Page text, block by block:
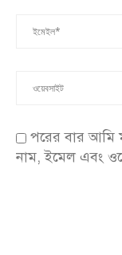
পরের বার আমি
নাম, ইমেল এবং